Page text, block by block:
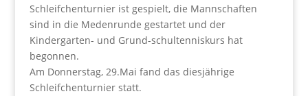
Schleifchenturnier ist gespielt, die Mannschaften
sind in die Medenrunde gestartet und der
Kindergarten- und Grund-schultenniskurs hat
begonnen.
Am Donnerstag, 29.Mai fand das diesjährige
Schleifchenturnier statt.